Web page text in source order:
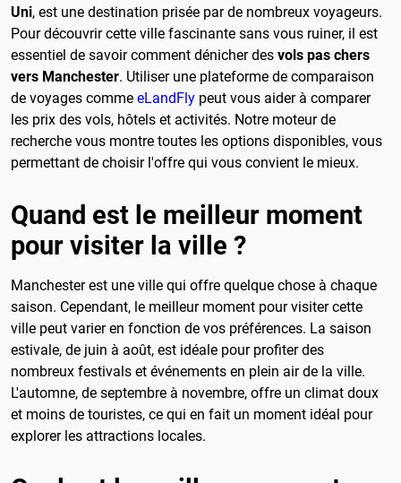
Uni, est une destination prisée par de nombreux voyageurs.
Pour découvrir cette ville fascinante sans vous ruiner, il est
essentiel de savoir comment dénicher des vols pas chers
vers Manchester. Utiliser une plateforme de comparaison
de voyages comme eLandFly peut vous aider à comparer
les prix des vols, hôtels et activités. Notre moteur de
recherche vous montre toutes les options disponibles, vous
permettant de choisir l'offre qui vous convient le mieux.
Quand est le meilleur moment
pour visiter la ville ?
Manchester est une ville qui offre quelque chose à chaque
saison. Cependant, le meilleur moment pour visiter cette
ville peut varier en fonction de vos préférences. La saison
estivale, de juin à août, est idéale pour profiter des
nombreux festivals et événements en plein air de la ville.
L'automne, de septembre à novembre, offre un climat doux
et moins de touristes, ce qui en fait un moment idéal pour
explorer les attractions locales.